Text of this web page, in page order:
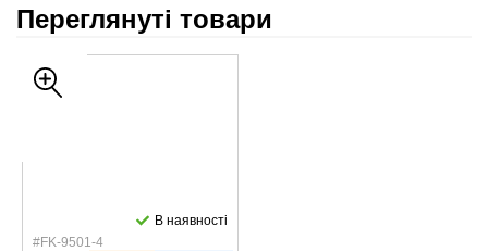
Переглянуті товари
#FK-9501-4
В наявності